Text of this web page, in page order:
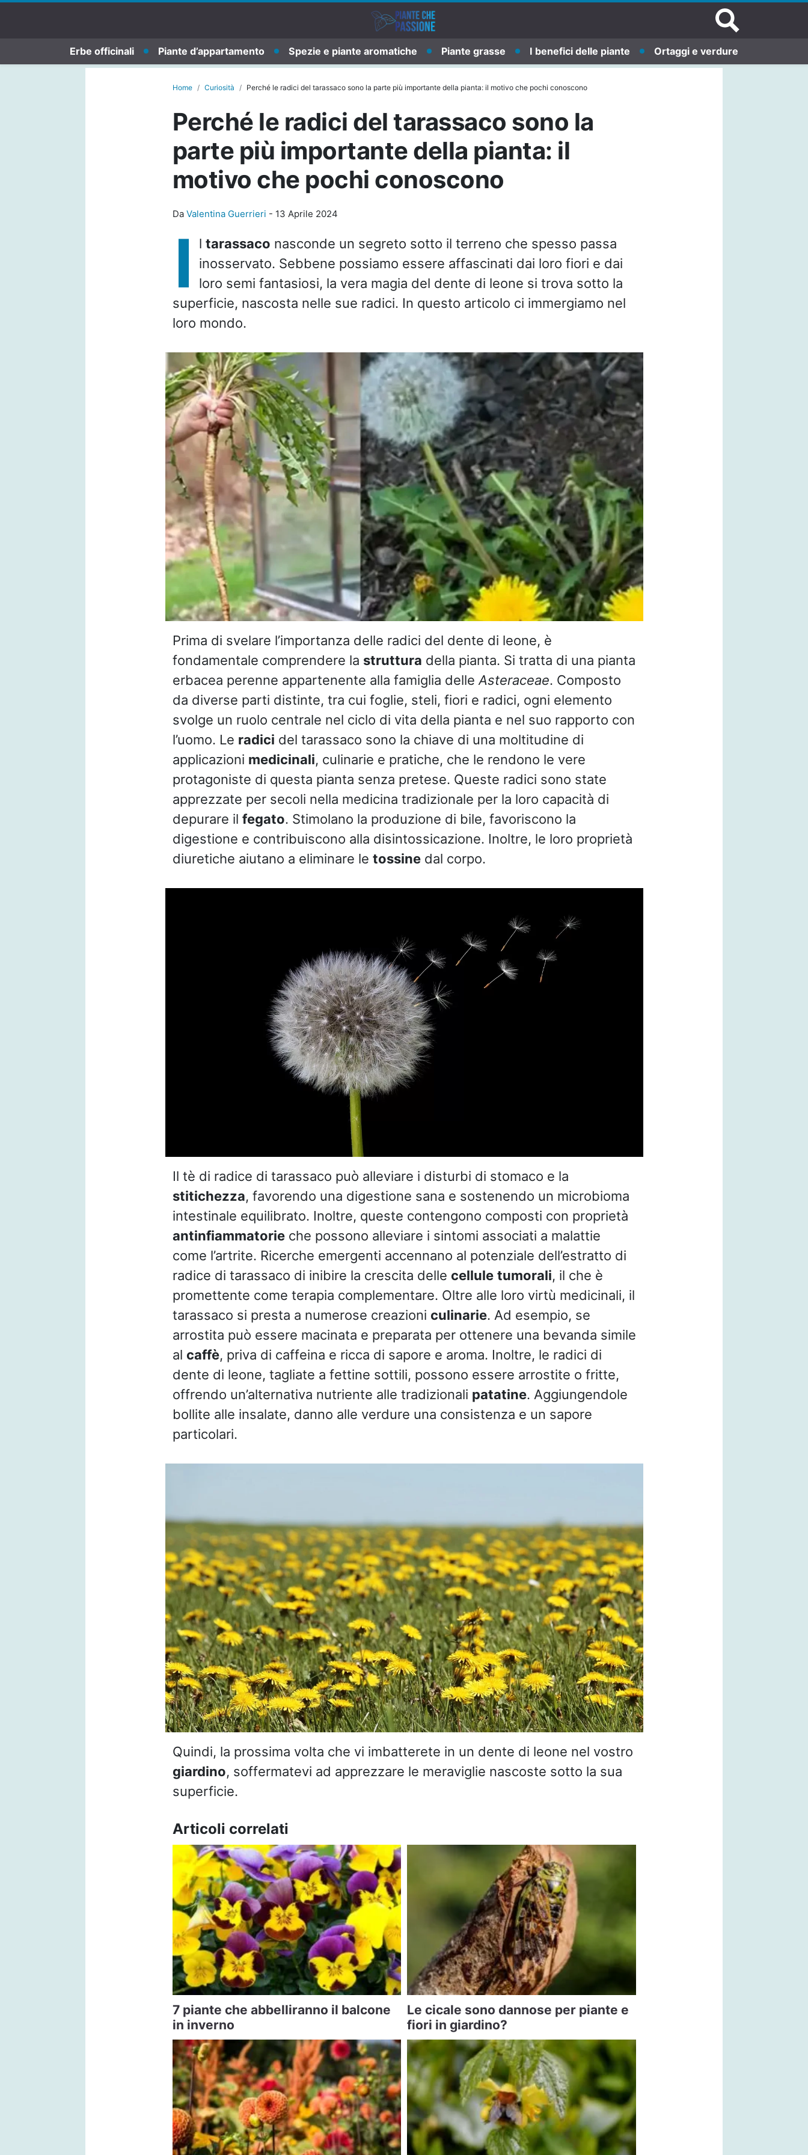
Erbe officinali Piante d’appartamento Spezie e piante aromatiche Piante grasse I benefici delle piante Ortaggi e verdure
Home Curiosità Perché le radici del tarassaco sono la parte più importante della pianta: il motivo che pochi conoscono
Perché le radici del tarassaco sono la
parte più importante della pianta: il
motivo che pochi conoscono
Da Valentina Guerrieri - 13 Aprile 2024
I l tarassaco nasconde un segreto sotto il terreno che spesso passa
inosservato. Sebbene possiamo essere affascinati dai loro fiori e dai
loro semi fantasiosi, la vera magia del dente di leone si trova sotto la
superficie, nascosta nelle sue radici. In questo articolo ci immergiamo nel
loro mondo.
Prima di svelare l’importanza delle radici del dente di leone, è
fondamentale comprendere la struttura della pianta. Si tratta di una pianta
erbacea perenne appartenente alla famiglia delle Asteraceae. Composto
da diverse parti distinte, tra cui foglie, steli, fiori e radici, ogni elemento
svolge un ruolo centrale nel ciclo di vita della pianta e nel suo rapporto con
l’uomo. Le radici del tarassaco sono la chiave di una moltitudine di
applicazioni medicinali, culinarie e pratiche, che le rendono le vere
protagoniste di questa pianta senza pretese. Queste radici sono state
apprezzate per secoli nella medicina tradizionale per la loro capacità di
depurare il fegato. Stimolano la produzione di bile, favoriscono la
digestione e contribuiscono alla disintossicazione. Inoltre, le loro proprietà
diuretiche aiutano a eliminare le tossinedal corpo.
Il tè di radice di tarassaco può alleviare i disturbi di stomaco e la
stitichezza, favorendo una digestione sana e sostenendo un microbioma
intestinale equilibrato. Inoltre, queste contengono composti con proprietà
antinfiammatorieche possono alleviare i sintomi associati a malattie
come l’artrite. Ricerche emergenti accennano al potenziale dell’estratto di
radice di tarassaco di inibire la crescita delle cellule tumorali, il che è
promettente come terapia complementare. Oltre alle loro virtù medicinali, il
tarassaco si presta a numerose creazioni culinarie. Ad esempio, se
arrostita può essere macinata e preparata per ottenere una bevanda simile
al caffè, priva di caffeina e ricca di sapore e aroma. Inoltre, le radici di
dente di leone, tagliate a fettine sottili, possono essere arrostite o fritte,
offrendo un’alternativa nutriente alle tradizionali patatine. Aggiungendole
bollite alle insalate, danno alle verdure una consistenza e un sapore
particolari.
Quindi, la prossima volta che vi imbatterete in un dente di leone nel vostro
giardino, soffermatevi ad apprezzare le meraviglie nascoste sotto la sua
superficie.
Articoli correlati
7 piante che abbelliranno il balcone
in inverno
Le cicale sono dannose per piante e
fiori in giardino?